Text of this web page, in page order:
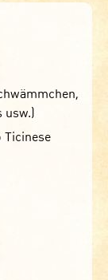
usw.)
Ticinese